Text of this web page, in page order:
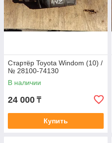
Стартёр Toyota Windom (10) /
№ 28100-74130
В наличии
24 000 ₸
Купить